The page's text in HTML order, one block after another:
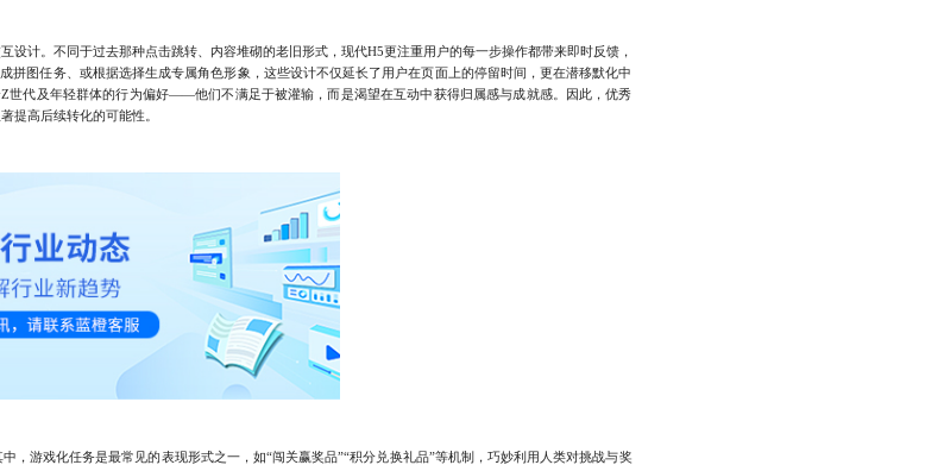
计。不同于过去那种点击跳转、内容堆砌的老旧形式，现代H5更注重用户的每一步操作都带来即时反馈，
拼图任务、或根据选择生成专属角色形象，这些设计不仅延长了用户在页面上的停留时间，更在潜移默化中
世代及年轻群体的行为偏好——他们不满足于被灌输，而是渴望在互动中获得归属感与成就感。因此，优秀
提高后续转化的可能性。
游戏化任务是最常见的表现形式之一，如“闯关赢奖品”“积分兑换礼品”等机制，巧妙利用人类对挑战与奖